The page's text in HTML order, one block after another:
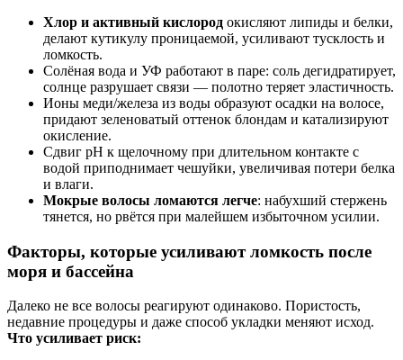
Хлор и активный кислород окисляют липиды и белки,
делают кутикулу проницаемой, усиливают тусклость и
ломкость.
Солёная вода и УФ работают в паре: соль дегидратирует,
солнце разрушает связи — полотно теряет эластичность.
Ионы меди/железа из воды образуют осадки на волосе,
придают зеленоватый оттенок блондам и катализируют
окисление.
Сдвиг pH к щелочному при длительном контакте с
водой приподнимает чешуйки, увеличивая потери белка
и влаги.
Мокрые волосы ломаются легче: набухший стержень
тянется, но рвётся при малейшем избыточном усилии.
Факторы, которые усиливают ломкость после
моря и бассейна
Далеко не все волосы реагируют одинаково. Пористость,
недавние процедуры и даже способ укладки меняют исход.
Что усиливает риск: